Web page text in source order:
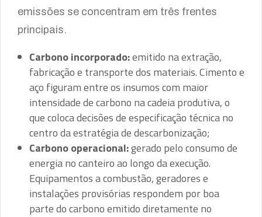
emissões se concentram em três frentes
principais.
Carbono incorporado:emitido na extração,
fabricação e transporte dos materiais. Cimento e
aço figuram entre os insumos com maior
intensidade de carbono na cadeia produtiva, o
que coloca decisões de especificação técnica no
centro da estratégia de descarbonização;
Carbono operacional:gerado pelo consumo de
energia no canteiro ao longo da execução.
Equipamentos a combustão, geradores e
instalações provisórias respondem por boa
parte do carbono emitido diretamente no